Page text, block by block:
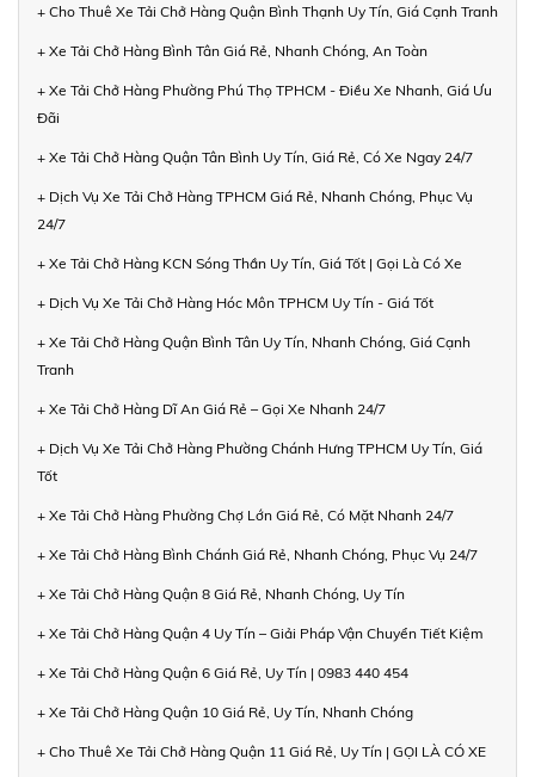
+ Cho Thuê Xe Tải Chở Hàng Quận Bình Thạnh Uy Tín, Giá Cạnh Tranh
+ Xe Tải Chở Hàng Bình Tân Giá Rẻ, Nhanh Chóng, An Toàn
+ Xe Tải Chở Hàng Phường Phú Thọ TPHCM - Điều Xe Nhanh, Giá Ưu
Đãi
+ Xe Tải Chở Hàng Quận Tân Bình Uy Tín, Giá Rẻ, Có Xe Ngay 24/7
+ Dịch Vụ Xe Tải Chở Hàng TPHCM Giá Rẻ, Nhanh Chóng, Phục Vụ
24/7
+ Xe Tải Chở Hàng KCN Sóng Thần Uy Tín, Giá Tốt | Gọi Là Có Xe
+ Dịch Vụ Xe Tải Chở Hàng Hóc Môn TPHCM Uy Tín - Giá Tốt
+ Xe Tải Chở Hàng Quận Bình Tân Uy Tín, Nhanh Chóng, Giá Cạnh
Tranh
+ Xe Tải Chở Hàng Dĩ An Giá Rẻ – Gọi Xe Nhanh 24/7
+ Dịch Vụ Xe Tải Chở Hàng Phường Chánh Hưng TPHCM Uy Tín, Giá
Tốt
+ Xe Tải Chở Hàng Phường Chợ Lớn Giá Rẻ, Có Mặt Nhanh 24/7
+ Xe Tải Chở Hàng Bình Chánh Giá Rẻ, Nhanh Chóng, Phục Vụ 24/7
+ Xe Tải Chở Hàng Quận 8 Giá Rẻ, Nhanh Chóng, Uy Tín
+ Xe Tải Chở Hàng Quận 4 Uy Tín – Giải Pháp Vận Chuyển Tiết Kiệm
+ Xe Tải Chở Hàng Quận 6 Giá Rẻ, Uy Tín | 0983 440 454
+ Xe Tải Chở Hàng Quận 10 Giá Rẻ, Uy Tín, Nhanh Chóng
+ Cho Thuê Xe Tải Chở Hàng Quận 11 Giá Rẻ, Uy Tín | GỌI LÀ CÓ XE